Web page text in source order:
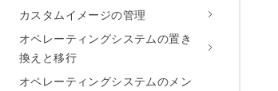
カスタムイメージの管理
オペレーティングシステムの置き
換えと移行
オペレーティングシステムのメン